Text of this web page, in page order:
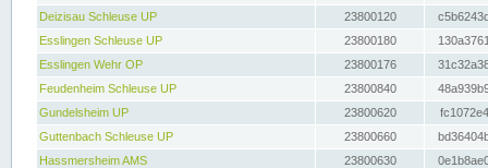
Deizisau Schleuse UP
23800120
Esslingen Schleuse UP
23800180
Esslingen Wehr OP
23800176
Feudenheim Schleuse UP
23800840
Gundelsheim UP
23800620
Guttenbach Schleuse UP
23800660
Hassmersheim AMS
23800630